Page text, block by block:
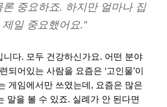
론 중요하죠. 하지만 얼마나 집
일 중요했어요.”
니다. 모두 건강하신가요. 어떤 분야
되어있는 사람을 요즘은 ‘고인물’이
게임에서만 쓰였는데, 요즘은 많은
말을 볼 수 있죠. 실례가 안 된다면